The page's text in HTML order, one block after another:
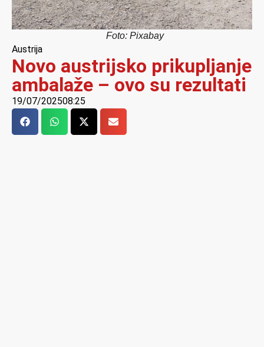
Foto: Pixabay
Austrija
Novo austrijsko prikupljanje
ambalaže – ovo su rezultati
19/07/202508:25